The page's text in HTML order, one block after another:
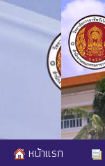
หน้าแรก